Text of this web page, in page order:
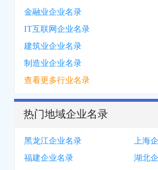
金融业企业名录
IT互联网企业名录
建筑业企业名录
制造业企业名录
查看更多行业名录
热门地域企业名录
黑龙江企业名录
上海
福建企业名录
湖北